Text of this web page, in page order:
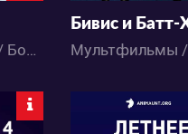
Мультфильмы / Боевик / Комедия